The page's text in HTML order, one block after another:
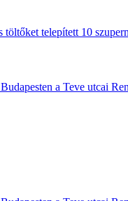
telepített 10
a Teve utcai